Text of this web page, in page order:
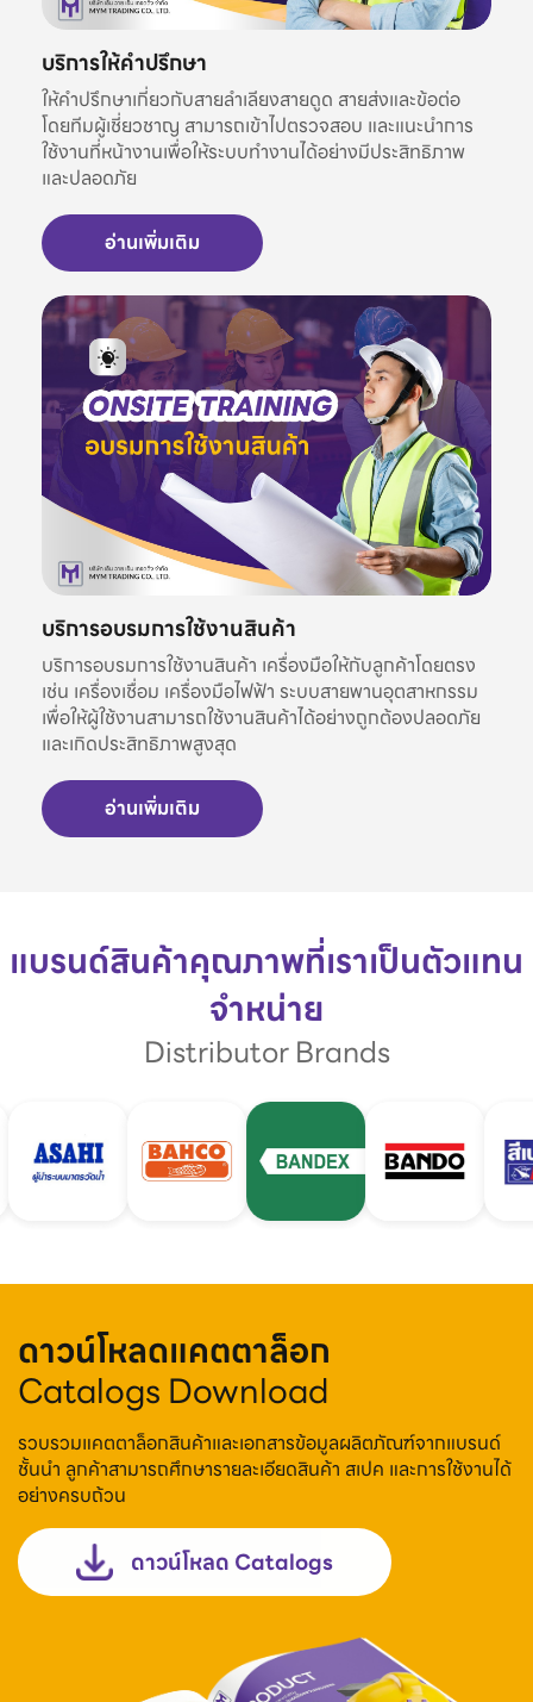
บริการให้คำปรึกษา
ให้คำปรึกษาเกี่ยวกับสายลำเลียงสายดูด สายส่งและข้อต่อ
โดยทีมผู้เชี่ยวชาญ สามารถเข้าไปตรวจสอบ และแนะนำการ
ใช้งานที่หน้างานเพื่อให้ระบบทำงานได้อย่างมีประสิทธิภาพ
และปลอดภัย
อ่านเพิ่มเติม
บริการอบรมการใช้งานสินค้า
บริการอบรมการใช้งานสินค้า เครื่องมือให้กับลูกค้าโดยตรง
เช่น เครื่องเชื่อม เครื่องมือไฟฟ้า ระบบสายพานอุตสาหกรรม
เพื่อให้ผู้ใช้งานสามารถใช้งานสินค้าได้อย่างถูกต้องปลอดภัย
และเกิดประสิทธิภาพสูงสุด
อ่านเพิ่มเติม
แบรนด์สินค้าคุณภาพที่เราเป็นตัวแทน
จำหน่าย
Distributor Brands
ดาวน์โหลดแคตตาล็อก
Catalogs Download
รวบรวมแคตตาล็อกสินค้าและเอกสารข้อมูลผลิตภัณฑ์จากแบรนด์
ชั้นนำ ลูกค้าสามารถศึกษารายละเอียดสินค้า สเปค และการใช้งานได้
อย่างครบถ้วน
ดาวน์โหลด Catalogs